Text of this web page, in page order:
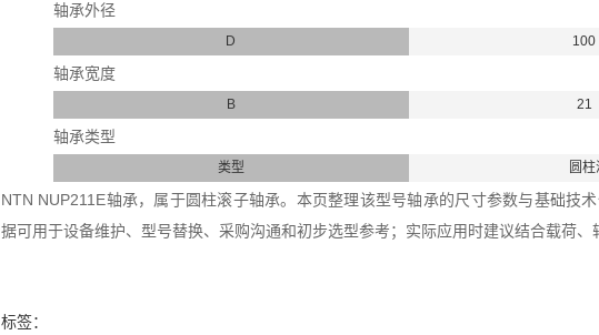
轴承外径
D 100
轴承宽度
B 21
轴承类型
类型 圆
NTN NUP211E轴承，属于圆柱滚子轴承。本页整理该型号轴承的尺寸参数与基础技
据可用于设备维护、型号替换、采购沟通和初步选型参考；实际应用时建议结合载荷、
标签：